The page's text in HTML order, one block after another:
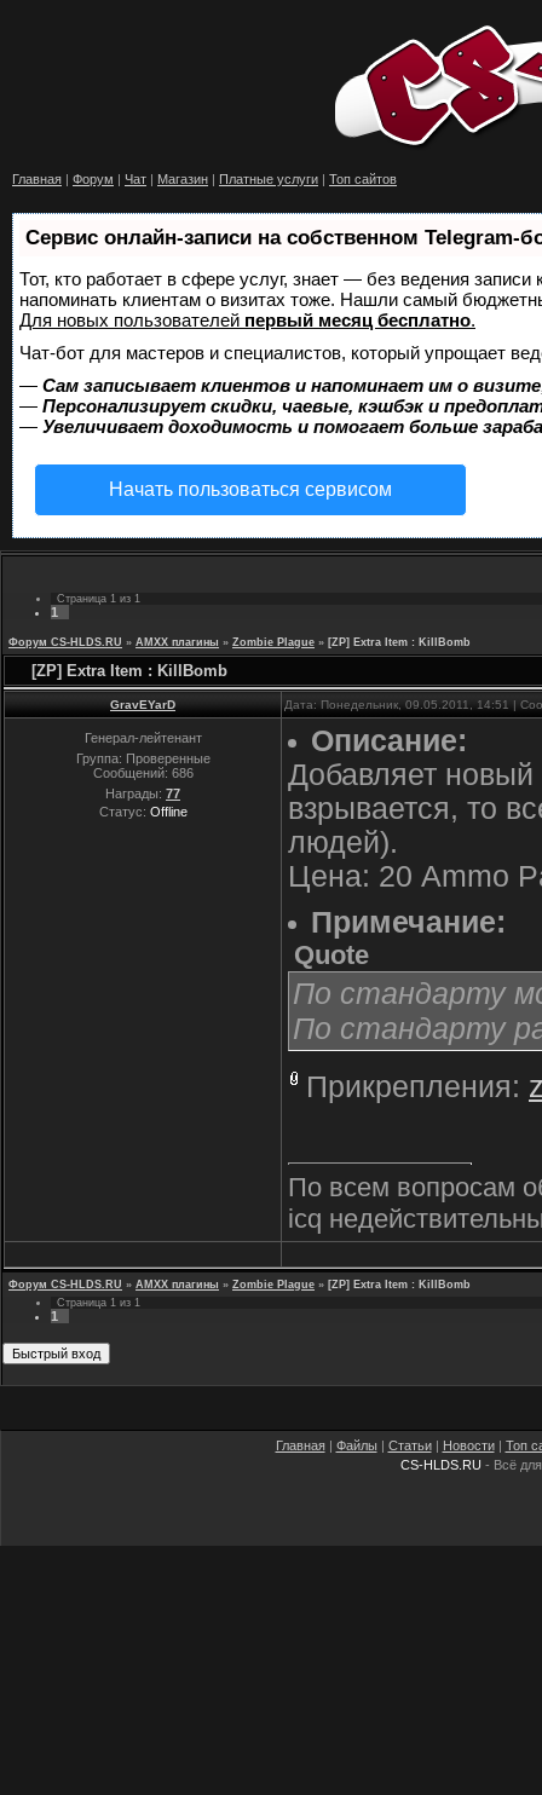
Главная | Форум | Чат | Магазин | Платные услуги | Топ сайтов
Сервис онлайн-записи на собственном Telegram-
Тот, кто работает в сфере услуг, знает — без ведения
напоминать клиентам о визитах тоже. Нашли самый
Для новых пользователей первый месяц бесплатно.
Чат-бот для мастеров и специалистов, который упрощает
— Сам записывает клиентов и напоминает им о
— Персонализирует скидки, чаевые, кэшбэк и
— Увеличивает доходимость и помогает больше
Начать пользоваться сервисом
Страница 1 из 1
1
Форум CS-HLDS.RU » AMXX плагины » Zombie Plague » [ZP] Extra Item : KillBomb
[ZP] Extra Item : KillBomb
GravEYarD Дата: Понедельник, 09.05.2011, 14:51 |
Генерал-лейтенант
Группа: Проверенные
Сообщений: 686
Награды: 77
Статус: Offline
Описание:
Добавляет новый
взрывается, то
людей).
Цена: 20 Ammo
Примечание:
Quote
По стандарту
По стандарту
Прикрепления:
По всем вопросам
icq
Форум CS-HLDS.RU » AMXX плагины » Zombie Plague » [ZP] Extra Item : KillBomb
Страница 1 из 1
1
Главная| Файлы | Статьи| Новости| Топ
CS-HLDS.RU - Всё